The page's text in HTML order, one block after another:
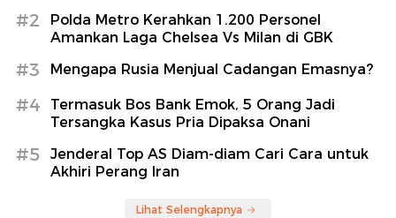
#2
Polda Metro Kerahkan 1.200 Personel
Amankan Laga Chelsea Vs Milan di GBK
#3 Mengapa Rusia Menjual Cadangan Emasnya?
#4
Termasuk Bos Bank Emok, 5 Orang Jadi
Tersangka Kasus Pria Dipaksa Onani
#5
Jenderal Top AS Diam-diam Cari Cara untuk
Akhiri Perang Iran
Lihat Selengkapnya